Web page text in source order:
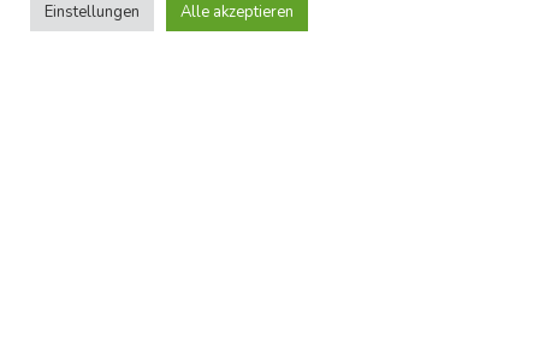
Einstellungen Alle akzeptieren